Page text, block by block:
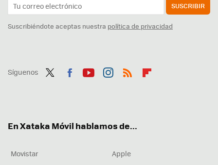
SUSCRIBIR
Suscribiéndote aceptas nuestra política de privacidad
Síguenos
En Xataka Móvil hablamos de...
Movistar
Apple